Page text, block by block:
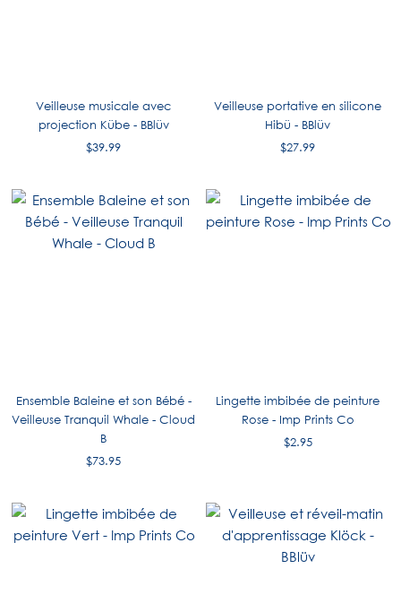
Veilleuse musicale avec
projection Kübe - BBlüv
$39.99
Veilleuse portative en silicone
Hibü - BBlüv
$27.99
Ensemble Baleine et son Bébé -
Veilleuse Tranquil Whale - Cloud
B
$73.95
Lingette imbibée de peinture
Rose - Imp Prints Co
$2.95